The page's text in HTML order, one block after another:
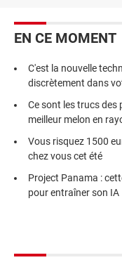
EN CE MOMENT
C'est la nouvelle
discrètement dans
Ce sont les trucs des
meilleur melon en
Vous risquez 1500
chez vous cet été
Project Panama :
pour entraîner son IA